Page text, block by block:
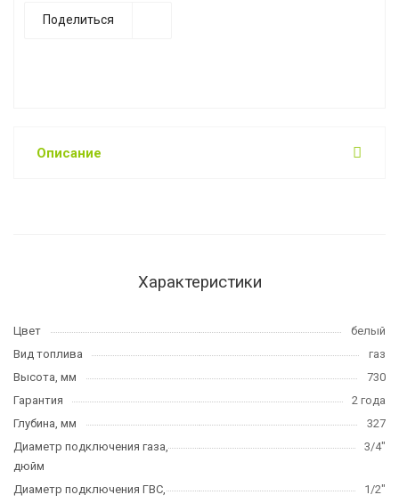
Поделиться
Описание
Характеристики
Цвет
белый
Вид топлива
газ
Высота, мм
730
Гарантия
2 года
Глубина, мм
327
Диаметр подключения газа,
дюйм
3/4"
Диаметр подключения ГВС,
1/2"